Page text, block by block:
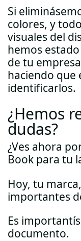
Si
colores, y
visuales del
hemos
de tu
haciendo que
identificarlos.
¿Hemos
dudas?
¿Ves ahora
Book para tu
Hoy, tu
importantes
Es
documento.